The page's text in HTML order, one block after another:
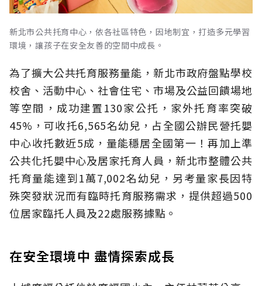
新北市公共托育中心，依各社區特色，因地制宜，打造多元學習
環境，讓孩子在安全友善的空間中成長。
為了擴大公共托育服務量能，新北市政府盤點學校
校舍、活動中心、社會住宅、市場及公益回饋場地
等空間，成功建置130家公托，家外托育率突破
45%，可收托6,565名幼兒，占全國公辦民營托嬰
中心收托數近5成，量能穩居全國第一！再加上準
公共化托嬰中心及居家托育人員，新北市整體公共
托育量能達到1萬7,002名幼兒，另考量家長因特
殊突發狀況而有臨時托育服務需求，提供超過500
位居家臨托人員及22處服務據點。
在安全環境中 盡情探索成長